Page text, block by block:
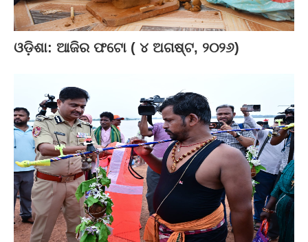
ଓଡ଼ିଶା: ଆଜିର ଫଟୋ ( ୪ ଅଗଷ୍ଟ, ୨୦୨୬)